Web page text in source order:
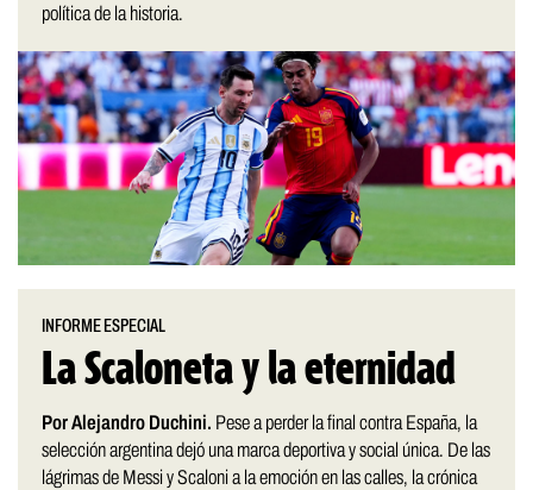
política de la historia.
INFORME ESPECIAL
La Scaloneta y la eternidad
Por Alejandro Duchini. Pese a perder la final contra España, la
selección argentina dejó una marca deportiva y social única. De las
lágrimas de Messi y Scaloni a la emoción en las calles, la crónica